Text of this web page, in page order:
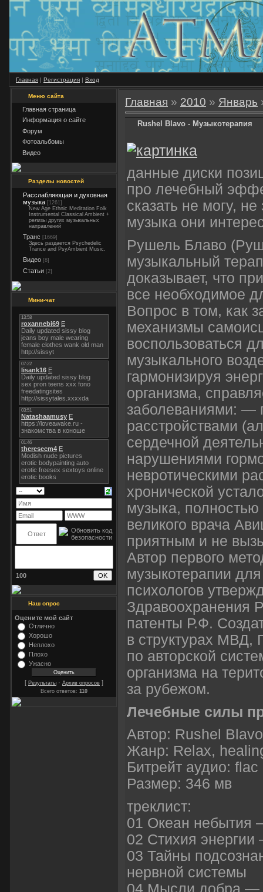
Главная | Регистрация | Вход
Меню сайта
Главная страница
Информация о сайте
Форум
Фотоальбомы
Видео
Разделы новостей
Расслабляющая и духовная
музыка [1261]
New Age Ethnic Meditation Folk
Instrumental Classical Ambient +
релизы других музыкальных
направлений
Транс [1669]
Здесь раздается Psychedelic
Trance and PsyAmbient Music.
Видео [8]
Статьи [2]
Мини-чат
100
Наш опрос
Оцените мой сайт
Отлично
Хорошо
Неплохо
Плохо
Ужасно
[ Результаты · Архив опросов ]
Всего ответов: 110
Главная » 2010 » Январь
Rushel Blavo - Музыкотерапия
данные диски
про лечебный
сказать не могу,
музыка они
Рушель Блаво
музыкальный
доказывает, что
все необходимое
Вопрос в том, как
механизмы
воспользоваться
музыкального
гармонизируя
организма,
заболеваниями: —
расстройствами
сердечной
нарушениями
невротическими
хронической
музыка, полностью
великого врача
приятным и не
Автор первого
музыкотерапии
психологов
Здравоохранения
патенты Р.Ф.
в структурах
по авторской
организма на
за рубежом.
Лечебные силы
Автор: Rushel Blavo
Жанр: Relax,
Битрейт аудио: flac
Размер: 346 мв
треклист:
01 Океан небытия
02 Стихия
03 Тайны
нервной системы
04 Мысли добра —